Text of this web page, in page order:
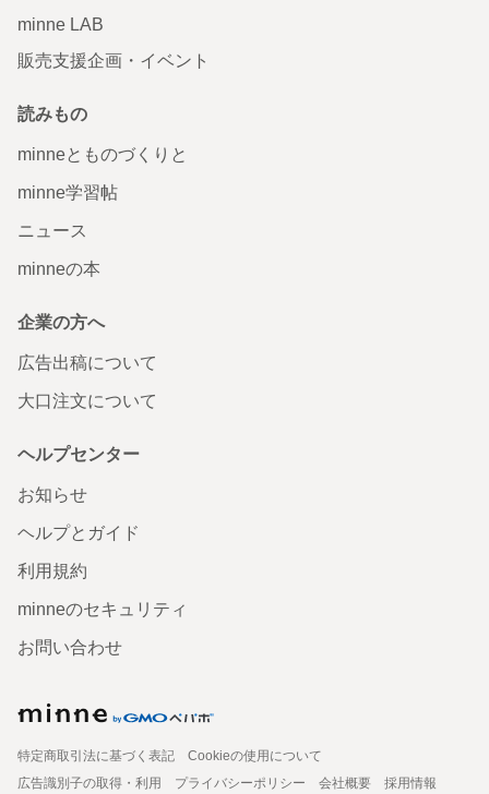
minne LAB
販売支援企画・イベント
読みもの
minneとものづくりと
minne学習帖
ニュース
minneの本
企業の方へ
広告出稿について
大口注文について
ヘルプセンター
お知らせ
ヘルプとガイド
利用規約
minneのセキュリティ
お問い合わせ
特定商取引法に基づく表記
Cookieの使用について
広告識別子の取得・利用
プライバシーポリシー 会社概要
採用情報